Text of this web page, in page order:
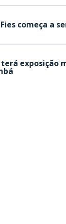
começa a
exposição